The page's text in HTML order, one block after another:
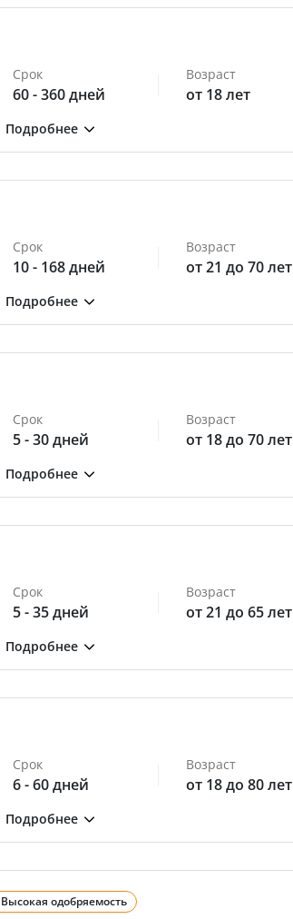
Срок
60 - 360 дней
Возраст
от 18 лет
Срок
10 - 168 дней
Возраст
от 21 до 70 лет
Срок
5 - 30 дней
Возраст
от 18 до 70 лет
Срок
5 - 35 дней
Возраст
от 21 до 65 лет
Срок
6 - 60 дней
Возраст
от 18 до 80 лет
Высокая одобряемость